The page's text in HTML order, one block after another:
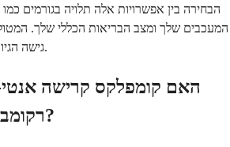
הבחירה בין אפשרויות אלה תלויה בגורמים
המעכבים שלך ומצב הבריאות הכללי שלך.
גישה הגיונית ביותר עבור המצב שלך.
האם קומפלקס קרישה
מגורם VIIa רקומביננטי?